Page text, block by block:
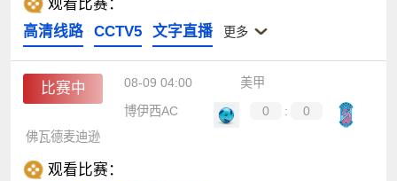
观看比赛：
高清线路
CCTV5 文字直播 更多
比赛中 08-09 04:00
美甲
博伊西AC
0 :
0
佛瓦德麦迪逊
观看比赛：